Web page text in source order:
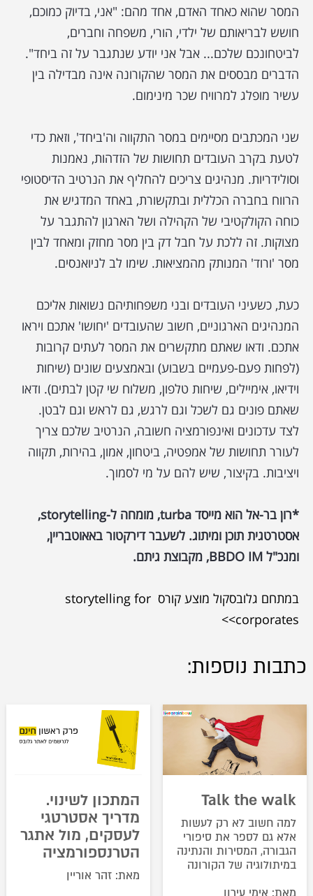
המסר שהוא כאחד האדם, אחד מהם: "אני, בדיוק כמוכם,
חושש לבריאותם של ילדי, הורי, משפחה וחברים,
לביטחונכם שלכם... אבל אני יודע שנתגבר על זה ביחד".
הדברים מבססים את המסר שהקורונה אינה מבדילה בין
עשיר מופלג למרוויח שכר מינימום.
שני המכתבים מסיימים במסר התקווה וה'ביחד', וזאת כדי
לטעת בקרב העובדים תחושות של הזדהות, נאמנות
וסולידריות. מנהיגים צריכים להחליף את הנרטיב הדיסטופי
הרווח בחברה הכללית ובתקשורת, באחד המדגיש את
כוחה הקולקטיבי של הקהילה ושל הארגון להתגבר על
מצוקות. זה ללכת על חבל דק בין מסר מחזק ומאחד לבין
מסר 'ורוד' המנותק מהמציאות. שימו לב לניואנסים.
כעת, כשעיני העובדים ובני משפחותיהם נשואות אליכם
המנהיגים הארגוניים, חשוב שהעובדים 'יחושו' אתכם ויראו
אתכם. ודאו שאתם מתקשרים את המסר לעתים קרובות
(לפחות פעם-פעמיים בשבוע) ובאמצעים שונים (שיחות
וידיאו, אימיילים, שיחות טלפון, משלוח שי קטן לבתים). ודאו
שאתם פונים גם לשכל וגם לרגש, גם לראש וגם לבטן.
לצד עדכונים ואינפורמציה חשובה, הנרטיב שלכם צריך
לעורר תחושות של אמפטיה, ביטחון, אמון, בהירות, תקווה
ויציבות. בקיצור, שיש להם על מי לסמוך.
*רון בר-אל הוא מייסד turba, מומחה ל-storytelling,
אסטרטגית תוכן ומיתוג. לשעבר דירקטור באאוטבריין,
ומנכ"ל BBDO IM, מקבוצת גיתם.
במתחם גלובסקול מוצע קורס storytelling for
corporates>>
כתבות נוספות:
Talk the walk
למה חשוב לא רק לעשות
אלא גם לספר את סיפורי
הגבורה, המסירות והנתינה
במיתולוגיה של הקורונה
המתכון לשינוי.
מדריך אסטרטגי
לעסקים, מול אתגר
הטרנספורמציה
מאת: זהר אוריין